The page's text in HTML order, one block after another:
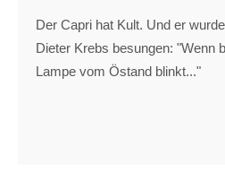
Der Capri hat Kult. Und er
Dieter Krebs besungen: "Wenn
Lampe vom Östand blinkt..."